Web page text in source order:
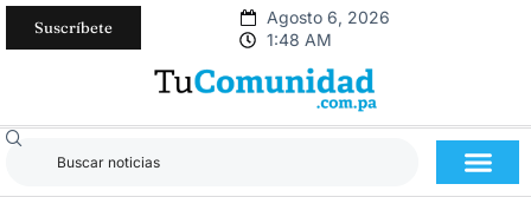
Suscríbete
Agosto 6, 2026
1:48 AM